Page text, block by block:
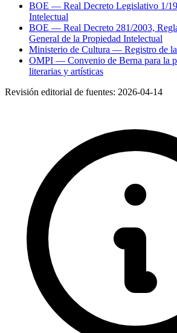
BOE — Real Decreto Legislativo 1/
Intelectual
BOE — Real Decreto 281/2003,
General de la Propiedad Intelectual
Ministerio de Cultura — Registro de
OMPI — Convenio de Berna para la
literarias y artísticas
Revisión editorial de fuentes: 2026-04-14